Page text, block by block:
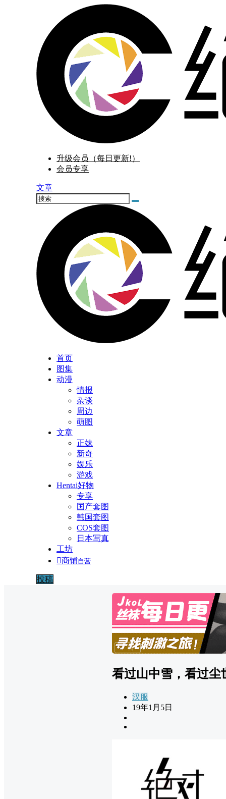
升级会员（每日更新!）
会员专享
文章
首页
图集
动漫
情报
杂谈
周边
萌图
文章
正妹
新奇
娱乐
游戏
Hentai好物
专享
国产套图
韩国套图
COS套图
日本写真
工坊
商铺自营
投稿
广告
看过山中雪，看过尘
汉服
19年1月5日